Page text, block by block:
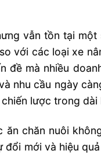
vẫn tồn tại
với các loại xe
đề mà nhiều
nhu cầu ngày
lược trong dài
chăn nuôi
mới và hiệu